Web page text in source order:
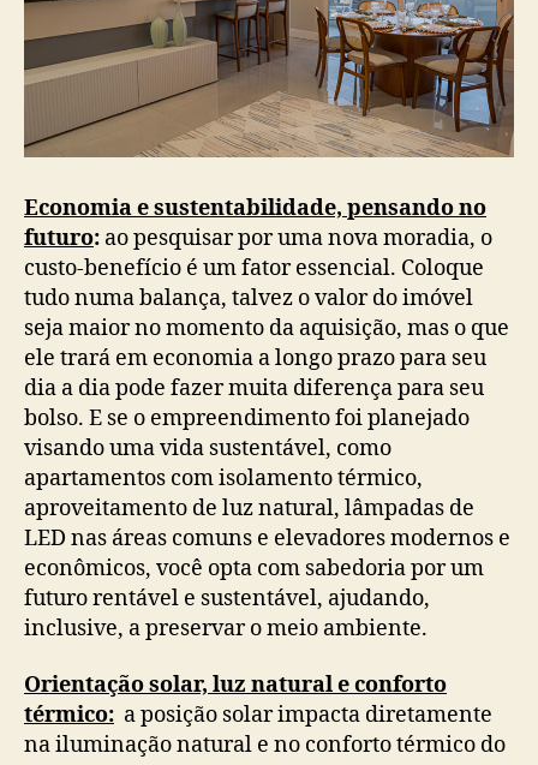
Economia e sustentabilidade, pensando no
futuro: ao pesquisar por uma nova moradia, o
custo-benefício é um fator essencial. Coloque
tudo numa balança, talvez o valor do imóvel
seja maior no momento da aquisição, mas o que
ele trará em economia a longo prazo para seu
dia a dia pode fazer muita diferença para seu
bolso. E se o empreendimento foi planejado
visando uma vida sustentável, como
apartamentos com isolamento térmico,
aproveitamento de luz natural, lâmpadas de
LED nas áreas comuns e elevadores modernos e
econômicos, você opta com sabedoria por um
futuro rentável e sustentável, ajudando,
inclusive, a preservar o meio ambiente.
Orientação solar, luz natural e conforto
térmico: a posição solar impacta diretamente
na iluminação natural e no conforto térmico do